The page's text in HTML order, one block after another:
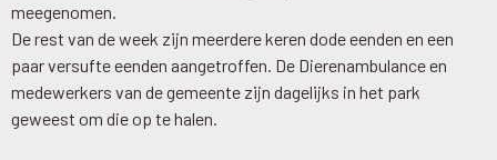
meegenomen.
De rest van de week zijn meerdere keren dode eenden en een
paar versufte eenden aangetroffen. De Dierenambulance en
medewerkers van de gemeente zijn dagelijks in het park
geweest om die op te halen.